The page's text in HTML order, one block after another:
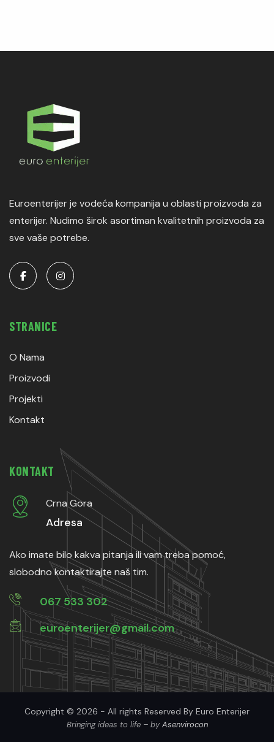
Euroenterijer je vodeća kompanija u oblasti proizvoda za
enterijer. Nudimo širok asortiman kvalitetnih proizvoda za
sve vaše potrebe.
STRANICE
O Nama
Proizvodi
Projekti
Kontakt
KONTAKT
Crna Gora
Adresa
Ako imate bilo kakva pitanja ili vam treba pomoć,
slobodno kontaktirajte naš tim.
067 533 302
euroenterijer@gmail.com
Copyright © 2026 - All rights Reserved By Euro Enterijer
Bringing ideas to life – byAsenvirocon